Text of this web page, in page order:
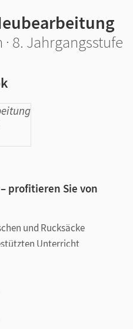
8. Jahrgangsstufe
profitieren Sie von
und Rucksäcke
Unterricht
das Lehren und